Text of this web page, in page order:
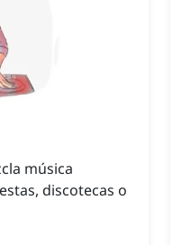
música
discotecas o